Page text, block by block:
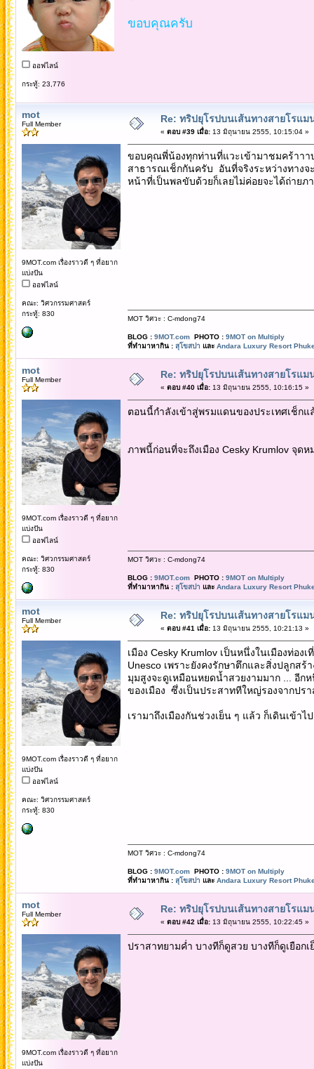
ออฟไลน์
กระทู้: 23,776
ขอบคุณครับ
mot
Full Member
9MOT.com เรื่องราวดี ๆ ที่อยาก
แบ่งปัน
ออฟไลน์
คณะ: วิศวกรรมศาสตร์
กระทู้: 830
Re: ทริปยุโรปบนเส้นทางสายโรแม
« ตอบ #39 เมื่อ:13 มิถุนายน 2555, 10:15:04 »
ขอบคุณพี่น้องทุกท่านที่แวะเข้ามาชมคร้าาา
สาธารณเช็กกันครับ อันที่จริงระหว่างทางจ
หน้าที่เป็นพลขับด้วยก็เลยไม่ค่อยจะได้ถ่าย
MOT วิศวะ : C-mdong74
BLOG : 9MOT.comPHOTO : 9MOT on Multiply
ที่ทำมาหากิน : สุโขสปา และ Andara Luxury Resort
mot
Full Member
9MOT.com เรื่องราวดี ๆ ที่อยาก
แบ่งปัน
ออฟไลน์
คณะ: วิศวกรรมศาสตร์
กระทู้: 830
Re: ทริปยุโรปบนเส้นทางสายโรแม
« ตอบ #40 เมื่อ:13 มิถุนายน 2555, 10:16:15 »
ตอนนี้กำลังเข้าสู่พรมแดนของประเทศเช็กแ
ภาพนี้ก่อนที่จะถึงเมือง Cesky Krumlov จุด
MOT วิศวะ : C-mdong74
BLOG : 9MOT.comPHOTO : 9MOT on Multiply
ที่ทำมาหากิน : สุโขสปา และ Andara Luxury Resort
mot
Full Member
9MOT.com เรื่องราวดี ๆ ที่อยาก
แบ่งปัน
ออฟไลน์
คณะ: วิศวกรรมศาสตร์
กระทู้: 830
Re: ทริปยุโรปบนเส้นทางสายโรแม
« ตอบ #41 เมื่อ:13 มิถุนายน 2555, 10:21:13 »
เมือง Cesky Krumlov เป็นหนึ่งในเมืองท่อ
Unesco เพราะยังคงรักษาตึกและสิ่งปลูกสร้
มุมสูงจะดูเหมือนหยดน้ำสวยงามมาก ... อีก
ของเมือง ซึ่งเป็นประสาททีใหญ่รองจากปร
เรามาถึงเมืองกันช่วงเย็น ๆ แล้ว ก็เดินเข้
MOT วิศวะ : C-mdong74
BLOG : 9MOT.comPHOTO : 9MOT on Multiply
ที่ทำมาหากิน : สุโขสปา และ Andara Luxury Resort
mot
Full Member
9MOT.com เรื่องราวดี ๆ ที่อยาก
แบ่งปัน
Re: ทริปยุโรปบนเส้นทางสายโรแม
« ตอบ #42 เมื่อ:13 มิถุนายน 2555, 10:22:45 »
ปราสาทยามค่ำ บางทีก็ดูสวย บางทีก็ดูเยือกเ